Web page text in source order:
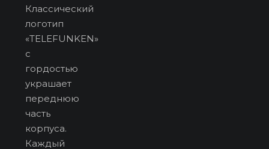
Классический
логотип
«TELEFUNKEN»
с
гордостью
украшает
переднюю
часть
корпуса.
Каждый